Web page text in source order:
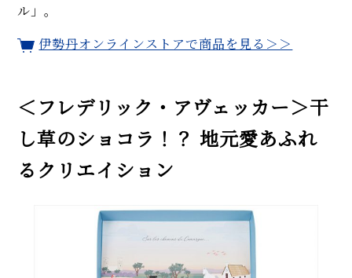
ル」。
伊勢丹オンラインストアで商品を見る＞＞
＜フレデリック・アヴェッカー＞干
し草のショコラ！？ 地元愛あふれ
るクリエイション